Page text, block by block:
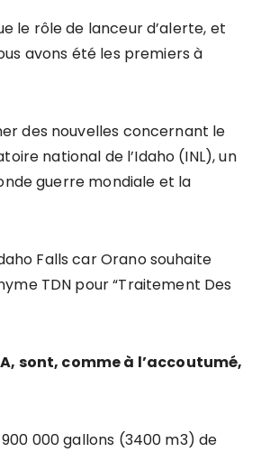
le rôle de lanceur d’alerte, et
avons été les premiers à
des nouvelles concernant le
national de l’Idaho (INL), un
guerre mondiale et la
Falls car Orano souhaite
TDN pour “Traitement Des
sont, comme à l’accoutumé,
000 gallons (3400 m3) de